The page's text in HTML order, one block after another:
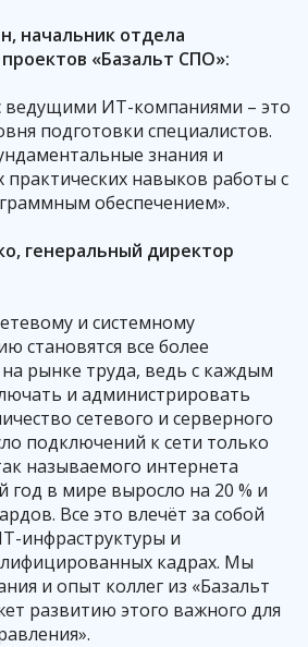
начальник отдела
«Базальт СПО»:
ведущими ИТ-компаниями – это
подготовки специалистов.
знания и
навыков работы с
обеспечением».
генеральный директор
и системному
становятся все более
рынке труда, ведь с каждым
и администрировать
сетевого и серверного
подключений к сети только
называемого интернета
в мире выросло на 20 % и
Все это влечёт за собой
инфраструктуры и
кадрах. Мы
и опыт коллег из «Базальт
развитию этого важного для